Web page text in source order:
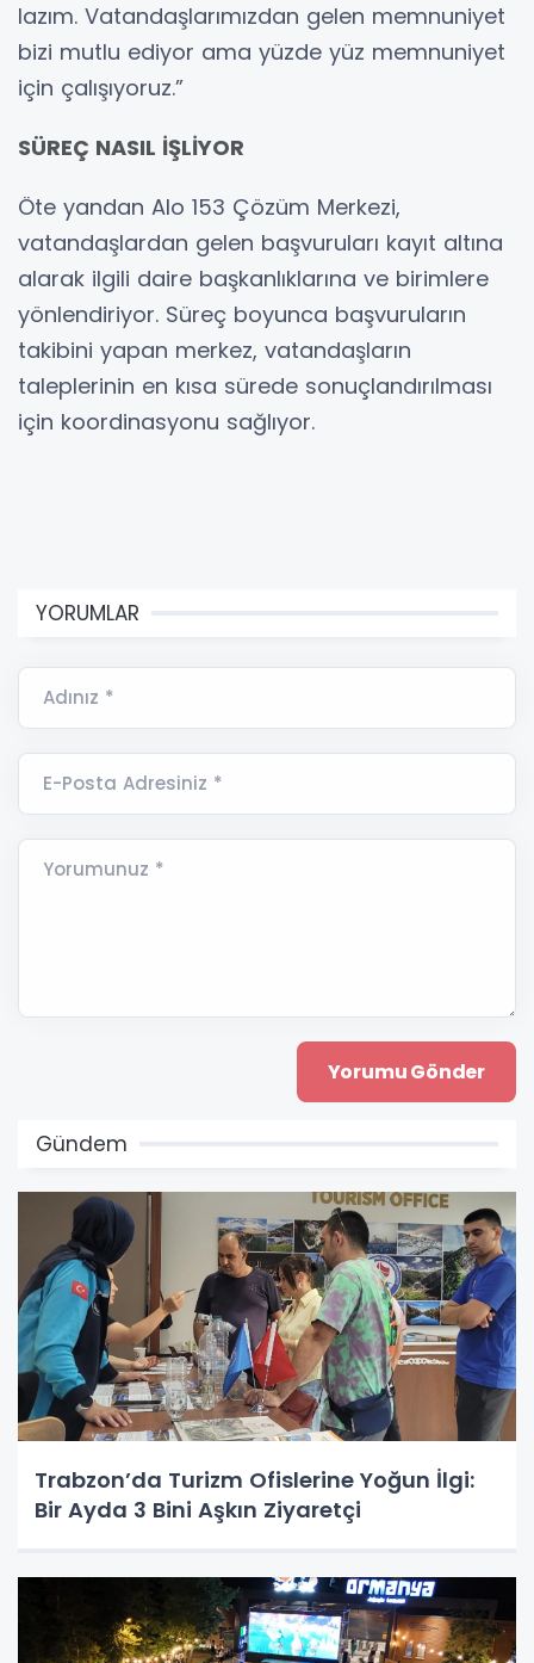
lazım. Vatandaşlarımızdan gelen memnuniyet
bizi mutlu ediyor ama yüzde yüz memnuniyet
için çalışıyoruz.”
SÜREÇ NASIL İŞLİYOR
Öte yandan Alo 153 Çözüm Merkezi,
vatandaşlardan gelen başvuruları kayıt altına
alarak ilgili daire başkanlıklarına ve birimlere
yönlendiriyor. Süreç boyunca başvuruların
takibini yapan merkez, vatandaşların
taleplerinin en kısa sürede sonuçlandırılması
için koordinasyonu sağlıyor.
YORUMLAR
Adınız *
E-Posta Adresiniz *
Yorumunuz *
Gündem
Trabzon’da Turizm Ofislerine Yoğun İlgi:
Bir Ayda 3 Bini Aşkın Ziyaretçi